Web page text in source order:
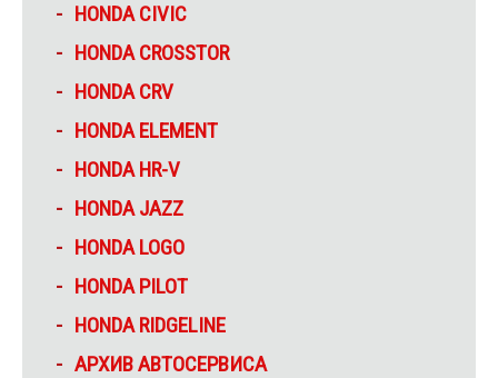
HONDA CIVIC
HONDA CROSSTOR
HONDA CRV
HONDA ELEMENT
HONDA HR-V
HONDA JAZZ
HONDA LOGO
HONDA PILOT
HONDA RIDGELINE
АРХИВ АВТОСЕРВИСА